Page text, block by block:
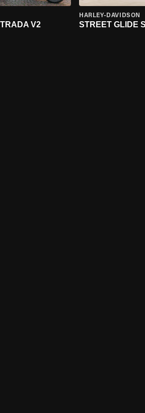
V2
HARLEY-DAVIDSON
STREET GLIDE